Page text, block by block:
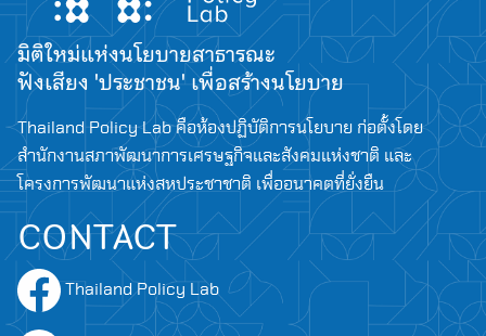
มิติใหม่แห่งนโยบายสาธารณะ
ฟังเสียง 'ประชาชน' เพื่อสร้างนโยบาย
Thailand Policy Lab คือห้องปฏิบัติการนโยบาย ก่อตั้งโดย
สำนักงานสภาพัฒนาการเศรษฐกิจและสังคมแห่งชาติ และ
โครงการพัฒนาแห่งสหประชาชาติ เพื่ออนาคตที่ยั่งยืน
CONTACT
Thailand Policy Lab